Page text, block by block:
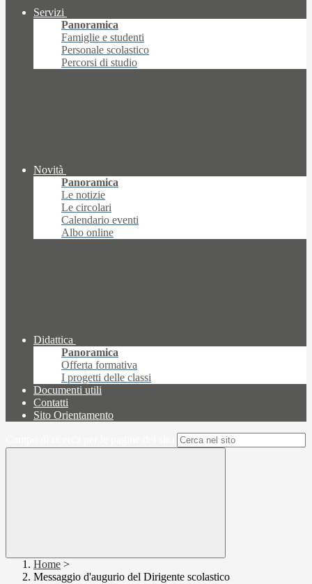
Servizi
Panoramica
Famiglie e studenti
Personale scolastico
Percorsi di studio
Novità
Panoramica
Le notizie
Le circolari
Calendario eventi
Albo online
Didattica
Panoramica
Offerta formativa
I progetti delle classi
Documenti utili
Contatti
Sito Orientamento
Home >
Messaggio d'augurio del Dirigente scolastico